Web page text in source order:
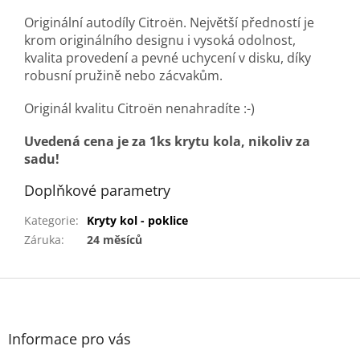
Originální autodíly Citroën. Největší předností je
krom originálního designu i vysoká odolnost,
kvalita provedení a pevné uchycení v disku, díky
robusní pružině nebo zácvakům.
Originál kvalitu Citroën nenahradíte :-)
Uvedená cena je za 1ks krytu kola, nikoliv za
sadu!
Doplňkové parametry
Kategorie:
Kryty kol - poklice
Záruka: 24 měsíců
Z
Informace pro vás